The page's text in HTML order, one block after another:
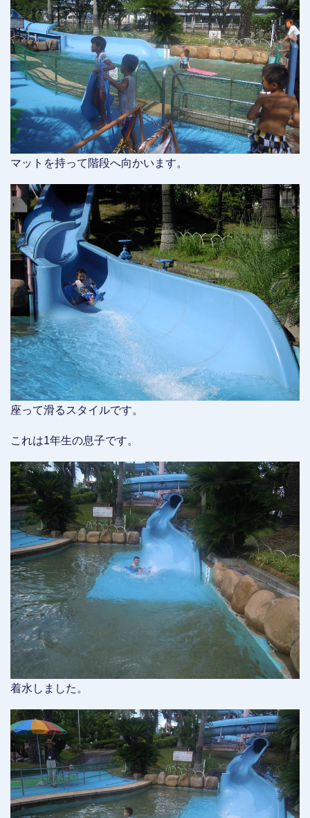
マットを持って階段へ向かいます。
座って滑るスタイルです。
これは1年生の息子です。
着水しました。